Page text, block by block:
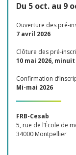
Du 5 oct. au 9
Ouverture des pré-
7 avril 2026
Clôture des pré-
10 mai 2026, minuit
Confirmation
Mi-mai 2026
FRB-Cesab
5, rue de l’École de
34000 Montpellier